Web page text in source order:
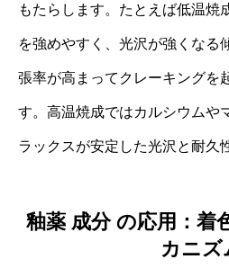
もたらします。たとえば低温焼
を強めやすく、光沢が強くなる
張率が高まってクレーキングを
す。高温焼成ではカルシウムや
ラックスが安定した光沢と耐久
釉薬 成分 の応用：着
カニズ